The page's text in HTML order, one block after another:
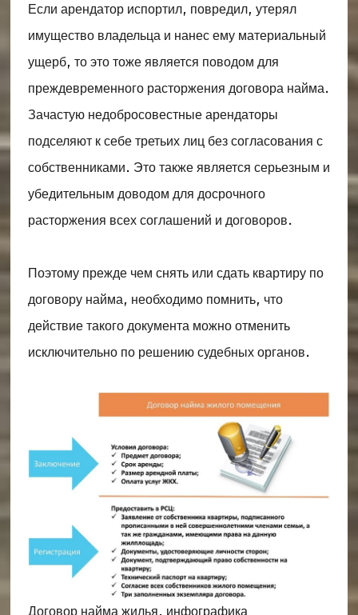
Если арендатор испортил, повредил, утерял
имущество владельца и нанес ему материальный
ущерб, то это тоже является поводом для
преждевременного расторжения договора найма.
Зачастую недобросовестные арендаторы
подселяют к себе третьих лиц без согласования с
собственниками. Это также является серьезным и
убедительным доводом для досрочного
расторжения всех соглашений и договоров.
Поэтому прежде чем снять или сдать квартиру по
договору найма, необходимо помнить, что
действие такого документа можно отменить
исключительно по решению судебных органов.
Договор найма жилья, инфографика